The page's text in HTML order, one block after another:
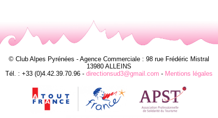
© Club Alpes Pyrénées - Agence Commerciale : 98 rue Frédéric Mistral
13980 ALLEINS
Tél. : +33 (0)4.42.39.70.96 - directionsud3@gmail.com - Mentions légales